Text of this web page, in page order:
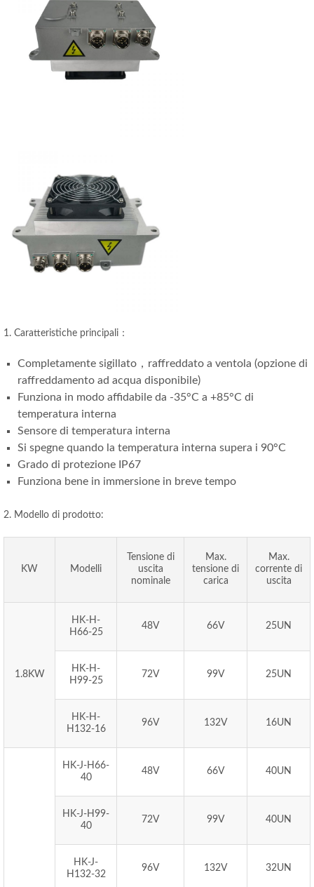
1. Caratteristiche principali：
Completamente sigillato，raffreddato a ventola (opzione di
raffreddamento ad acqua disponibile)
Funziona in modo affidabile da -35°C a +85°C di
temperatura interna
Sensore di temperatura interna
Si spegne quando la temperatura interna supera i 90°C
Grado di protezione IP67
Funziona bene in immersione in breve tempo
2. Modello di prodotto:
KW Modelli
Tensione di
uscita
nominale
Max.
tensione di
carica
Max.
corrente di
uscita
1.8KW
HK-H-
H66-25
48V 66V 25UN
HK-H-
H99-25
72V 99V 25UN
HK-H-
H132-16
96V 132V 16UN
HK-J-H66-
40
48V 66V 40UN
HK-J-H99-
40
72V 99V 40UN
HK-J-
H132-32
96V 132V 32UN